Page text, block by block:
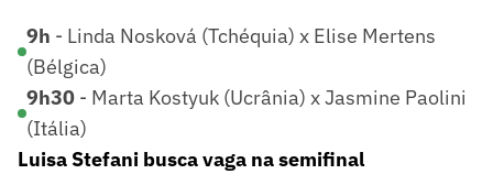
9h - Linda Nosková (Tchéquia) x Elise Mertens
(Bélgica)
9h30 - Marta Kostyuk (Ucrânia) x Jasmine Paolini
(Itália)
Luisa Stefani busca vaga na semifinal